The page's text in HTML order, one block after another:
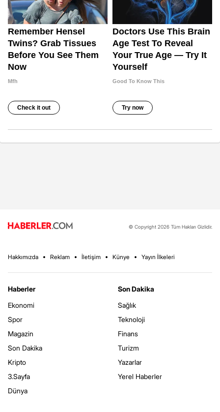
© Copyright 2026 Tüm Hakları Gizlidir.
Hakkımızda Reklam İletişim Künye Yayın İlkeleri
Haberler
Ekonomi
Spor
Magazin
Son Dakika
Kripto
3.Sayfa
Dünya
Son Dakika
Sağlık
Teknoloji
Finans
Turizm
Yazarlar
Yerel Haberler